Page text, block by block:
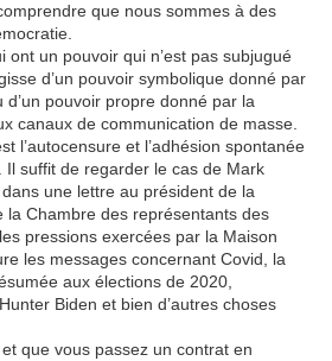
que nous sommes à des
ont un pouvoir qui n’est pas subjugué
d’un pouvoir symbolique donné par
pouvoir propre donné par la
canaux de communication de masse.
l’autocensure et l’adhésion spontanée
Il suffit de regarder le cas de Mark
une lettre au président de la
la Chambre des représentants des
pressions exercées par la Maison
les messages concernant Covid, la
aux élections de 2020,
Biden et bien d’autres choses
que vous passez un contrat en